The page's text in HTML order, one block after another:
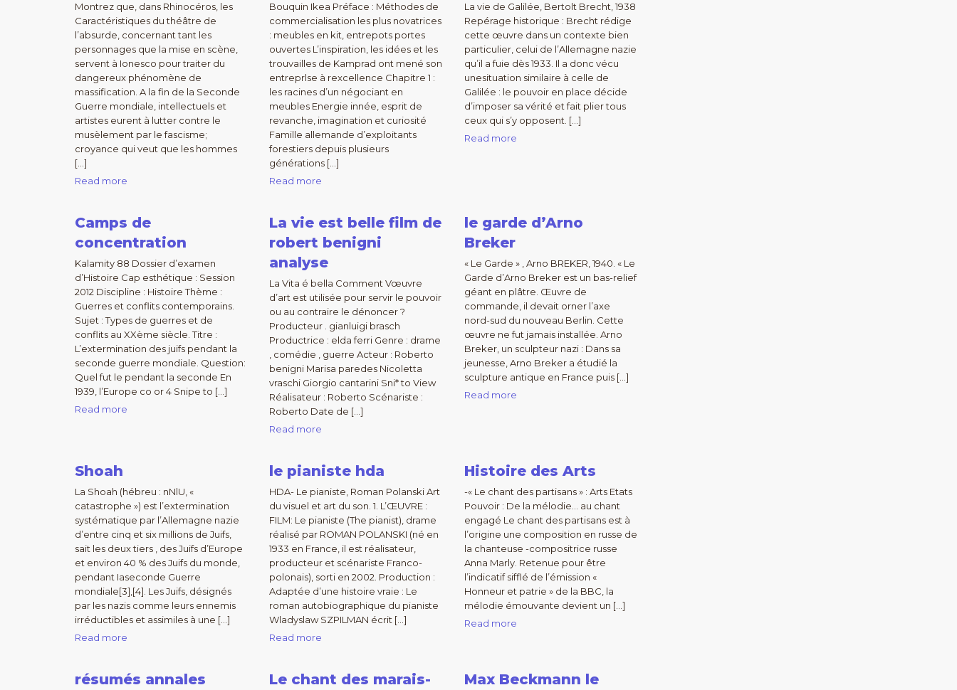
Montrez que, dans Rhinocéros, les
Caractéristiques du théâtre de
l’absurde, concernant tant les
personnages que la mise en scène,
servent à Ionesco pour traiter du
dangereux phénomène de
massification. A la fin de la Seconde
Guerre mondiale, intellectuels et
artistes eurent à lutter contre le
musèlement par le fascisme;
croyance qui veut que les hommes
[…]
Read more
Bouquin Ikea Préface : Méthodes de
commercialisation les plus novatrices
: meubles en kit, entrepots portes
ouvertes L’inspiration, les idées et les
trouvailles de Kamprad ont mené son
entreprlse à rexcellence Chapitre 1 :
les racines d’un négociant en
meubles Energie innée, esprit de
revanche, imagination et curiosité
Famille allemande d’exploitants
forestiers depuis plusieurs
générations […]
Read more
La vie de Galilée, Bertolt Brecht, 1938
Repérage historique : Brecht rédige
cette œuvre dans un contexte bien
particulier, celui de l’Allemagne nazie
qu’il a fuie dès 1933. Il a donc vécu
unesituation similaire à celle de
Galilée : le pouvoir en place décide
d’imposer sa vérité et fait plier tous
ceux qui s’y opposent. […]
Read more
Camps de
concentration
Kalamity 88 Dossier d’examen
d’Histoire Cap esthétique : Session
2012 Discipline : Histoire Thème :
Guerres et conflits contemporains.
Sujet : Types de guerres et de
conflits au XXème siècle. Titre :
L’extermination des juifs pendant la
seconde guerre mondiale. Question:
Quel fut le pendant la seconde En
1939, l’Europe co or 4 Snipe to […]
Read more
La vie est belle film de
robert benigni
analyse
La Vita é bella Comment Vœuvre
d’art est utilisée pour servir le pouvoir
ou au contraire le dénoncer ?
Producteur . gianluigi brasch
Productrice : elda ferri Genre : drame
, comédie , guerre Acteur : Roberto
benigni Marisa paredes Nicoletta
vraschi Giorgio cantarini Sni* to View
Réalisateur : Roberto Scénariste :
Roberto Date de […]
Read more
le garde d’Arno
Breker
« Le Garde » , Arno BREKER, 1940. « Le
Garde d’Arno Breker est un bas-relief
géant en plâtre. Œuvre de
commande, il devait orner l’axe
nord-sud du nouveau Berlin. Cette
œuvre ne fut jamais installée. Arno
Breker, un sculpteur nazi : Dans sa
jeunesse, Arno Breker a étudié la
sculpture antique en France puis […]
Read more
Shoah
La Shoah (hébreu : nNlU, «
catastrophe ») est l’extermination
systématique par l’Allemagne nazie
d’entre cinq et six millions de Juifs,
sait les deux tiers , des Juifs d’Europe
et environ 40 % des Juifs du monde,
pendant Iaseconde Guerre
mondiale[3],[4]. Les Juifs, désignés
par les nazis comme leurs ennemis
irréductibles et assimiles à une […]
Read more
le pianiste hda
HDA- Le pianiste, Roman Polanski Art
du visuel et art du son. 1. L’ŒUVRE :
FILM: Le pianiste (The pianist), drame
réalisé par ROMAN POLANSKI (né en
1933 en France, il est réalisateur,
producteur et scénariste Franco-
polonais), sorti en 2002. Production :
Adaptée d’une histoire vraie : Le
roman autobiographique du pianiste
Wladyslaw SZPILMAN écrit […]
Read more
Histoire des Arts
-« Le chant des partisans » : Arts Etats
Pouvoir : De la mélodie… au chant
engagé Le chant des partisans est à
l’origine une composition en russe de
la chanteuse -compositrice russe
Anna Marly. Retenue pour être
l’indicatif sifflé de l’émission «
Honneur et patrie » de la BBC, la
mélodie émouvante devient un […]
Read more
résumés annales
Le chant des marais-
Max Beckmann le